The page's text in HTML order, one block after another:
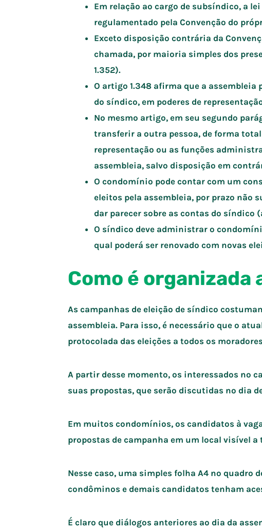
Em relação ao cargo de subsíndico, a
regulamentado pela Convenção do
Exceto disposição contrária da
chamada, por maioria simples dos
1.352).
O artigo 1.348 afirma que a
do síndico, em poderes de
No mesmo artigo, em seu segundo
transferir a outra pessoa, de forma
representação ou as funções
assembleia, salvo disposição em
O condomínio pode contar com um
eleitos pela assembleia, por prazo não
dar parecer sobre as contas do síndico
O síndico deve administrar o
qual poderá ser renovado com novas
Como é organizada
As campanhas de eleição de síndico
assembleia. Para isso, é necessário que o
protocolada das eleições a todos os
A partir desse momento, os interessados no
suas propostas, que serão discutidas no dia
Em muitos condomínios, os candidatos à
propostas de campanha em um local visível a
Nesse caso, uma simples folha A4 no quadro
condôminos e demais candidatos tenham
É claro que diálogos anteriores ao dia da